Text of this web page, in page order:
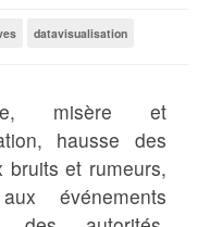
datavisualisation
misère et
hausse des
bruits et rumeurs,
événements